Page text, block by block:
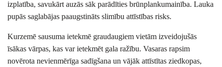
izplatība, savukārt auzās sāk parādīties brūnplankumainība. Lauka
pupās saglabājas paaugstināts slimību attīstības risks.
Kurzemē sausuma ietekmē graudaugiem vietām izveidojušās
īsākas vārpas, kas var ietekmēt gala ražību. Vasaras rapsim
novērota nevienmērīga sadīgšana un vājāk attīstītas ziedkopas,